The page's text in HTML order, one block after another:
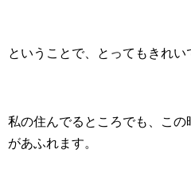
ということで、とってもきれい
私の住んでるところでも、こ
があふれます。